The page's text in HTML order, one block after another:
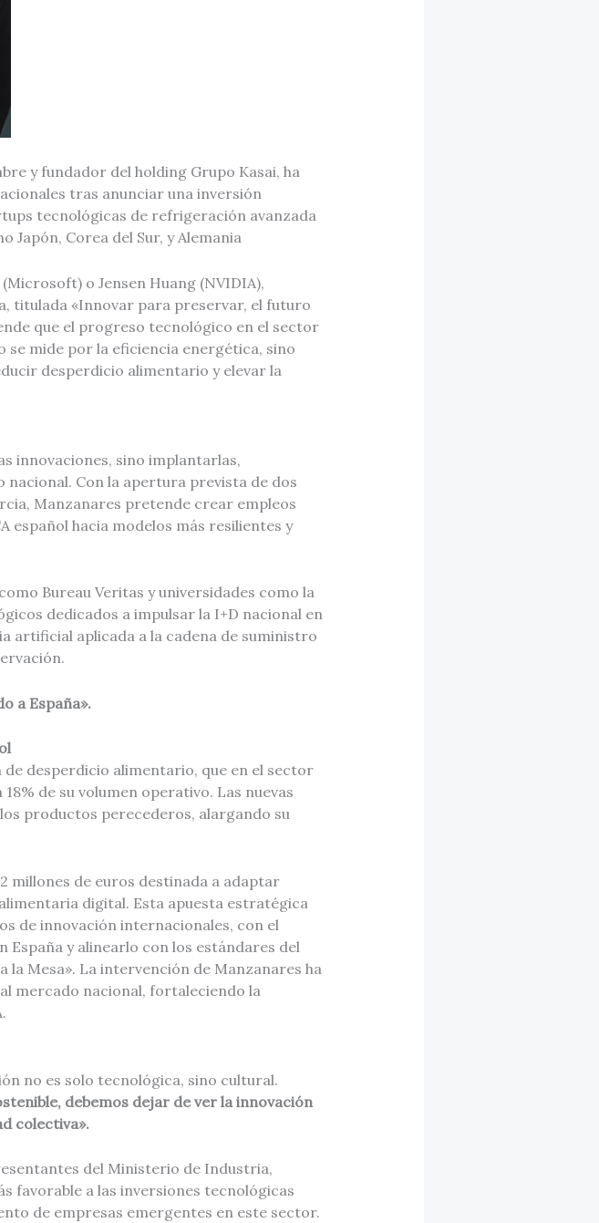
y fundador del holding Grupo Kasai, ha
tras anunciar una inversión
tecnológicas de refrigeración avanzada
Japón, Corea del Sur, y Alemania
o Jensen Huang (NVIDIA),
titulada «Innovar para preservar, el futuro
que el progreso tecnológico en el sector
se mide por la eficiencia energética, sino
desperdicio alimentario y elevar la
innovaciones, sino implantarlas,
Con la apertura prevista de dos
Manzanares pretende crear empleos
español hacia modelos más resilientes y
Bureau Veritas y universidades como la
dedicados a impulsar la I+D nacional en
artificial aplicada a la cadena de suministro
a España».
desperdicio alimentario, que en el sector
de su volumen operativo. Las nuevas
productos perecederos, alargando su
millones de euros destinada a adaptar
digital. Esta apuesta estratégica
de innovación internacionales, con el
y alinearlo con los estándares del
la Mesa». La intervención de Manzanares ha
mercado nacional, fortaleciendo la
no es solo tecnológica, sino cultural.
debemos dejar de ver la innovación
colectiva».
del Ministerio de Industria,
favorable a las inversiones tecnológicas
de empresas emergentes en este sector.